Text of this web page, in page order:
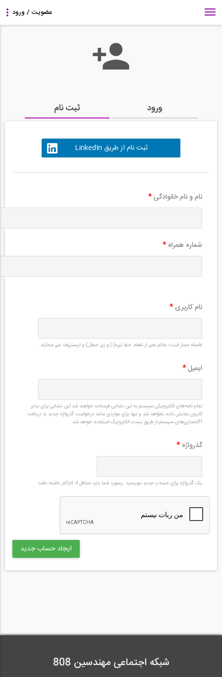
ورود ثبت نام
ثبت نام از طریق LinkedIn
نام و نام خانوادگی*
شماره همراه *
نام کاربری *
فاصله مجاز است؛ علائم بغیر از نقطه, خط تیره(-) و زیر خط(_) و اپستروف غیر مجازند.
ایمیل*
تمام نامه‌های الکترونیکی سیستم به این نشانی فرستاده خواهند شد.این نشانی برای سایر
کاربران نمایش داده نخواهد شد و تنها برای مواردی مانند درخواست گذرواژه جدید یا دریافت
آگاه‌سازی‌های سیستم از طریق پست الکترونیک استفاده خواهد شد.
گذرواژه *
یک گذرواژه برای حساب جدید بنویسید. پسورد شما باید حداقل4 کاراکتر داشته باشد.
شبکه اجتماعی مهندسین 808